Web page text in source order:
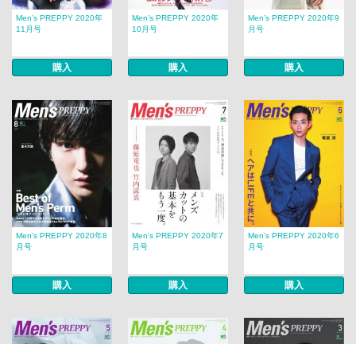
Men’s PREPPY 2020年
11月号
購入
Men’s PREPPY 2020年
10月号
購入
Men’s PREPPY 2020年9
月号
購入
Men’s PREPPY 2020年8
月号
購入
Men’s PREPPY 2020年7
月号
購入
Men’s PREPPY 2020年6
月号
購入